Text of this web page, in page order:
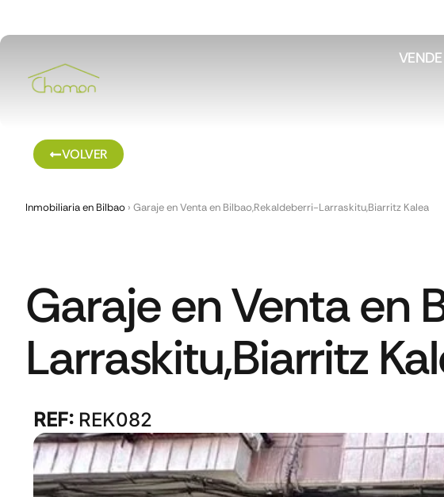
VOLVER
Inmobiliaria en Bilbao › Garaje en Venta en Bilbao,Rekaldeberri-Larraskitu,Biarritz Kalea
Garaje en Venta en
Larraskitu,Biarritz
REF: REK082